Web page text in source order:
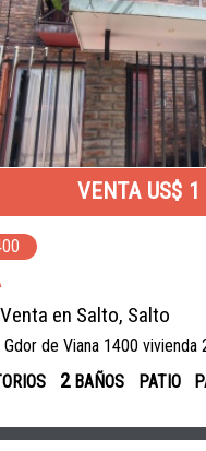
VENTA US$ 1
en Salto, Salto
de Viana 1400 vivienda
2BAÑOS PATIO